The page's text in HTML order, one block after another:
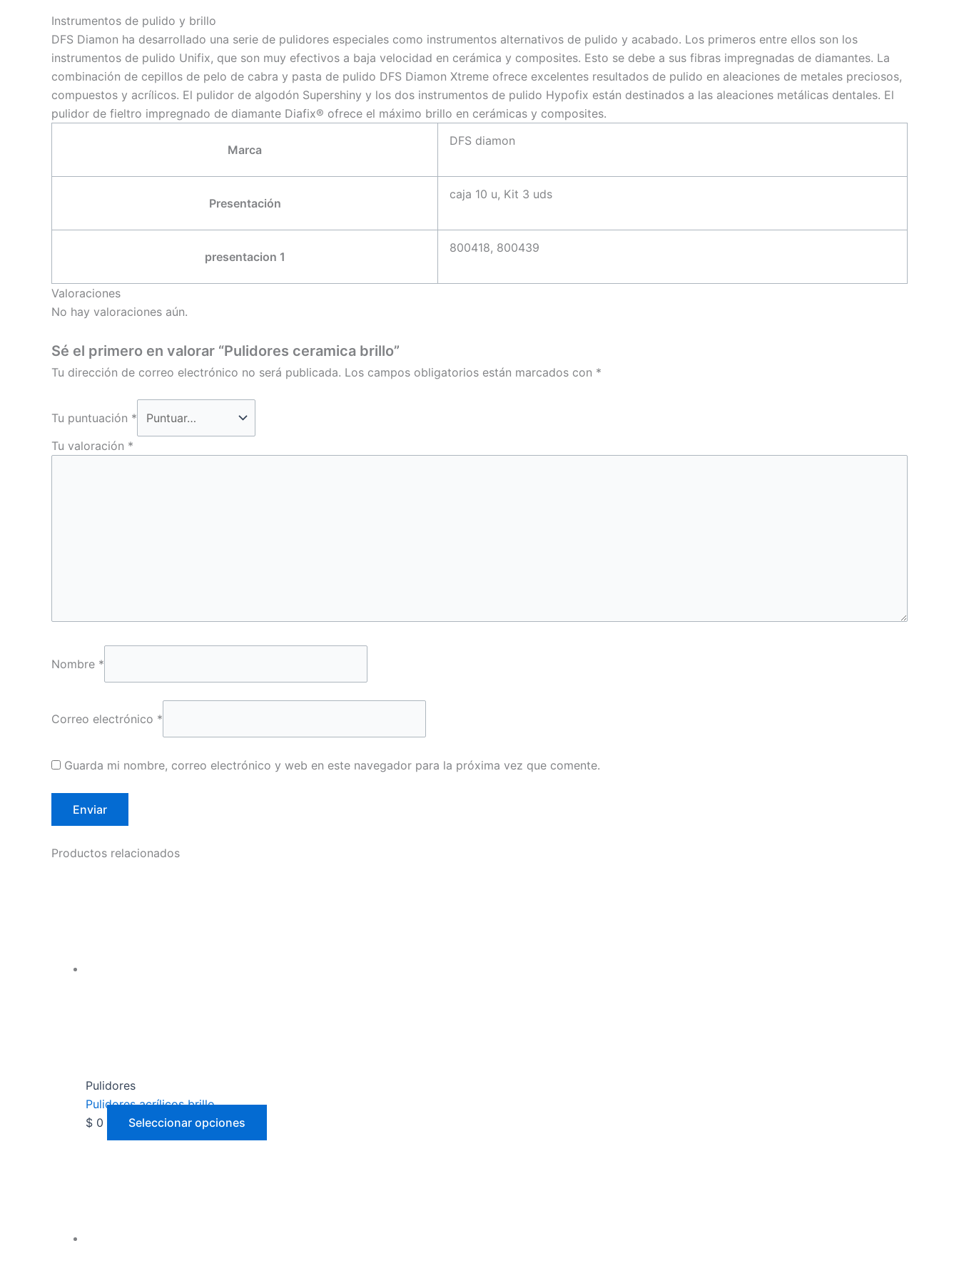
Instrumentos de pulido y brillo
DFS Diamon ha desarrollado una serie de pulidores especiales como instrumentos alternativos de pulido y acabado. Los primeros entre ellos son los
instrumentos de pulido Unifix, que son muy efectivos a baja velocidad en cerámica y composites. Esto se debe a sus fibras impregnadas de diamantes. La
combinación de cepillos de pelo de cabra y pasta de pulido DFS Diamon Xtreme ofrece excelentes resultados de pulido en aleaciones de metales preciosos,
compuestos y acrílicos. El pulidor de algodón Supershiny y los dos instrumentos de pulido Hypofix están destinados a las aleaciones metálicas dentales. El
pulidor de fieltro impregnado de diamante Diafix® ofrece el máximo brillo en cerámicas y composites.
Marca
DFS diamon
Presentación
caja 10 u, Kit 3 uds
presentacion 1
800418, 800439
Valoraciones
No hay valoraciones aún.
Sé el primero en valorar “Pulidores ceramica brillo”
Tu dirección de correo electrónico no será publicada. Los campos obligatorios están marcados con *
Tu puntuación *
Tu valoración *
Nombre *
Correo electrónico *
Guarda mi nombre, correo electrónico y web en este navegador para la próxima vez que comente.
Productos relacionados
Pulidores
Pulidores acrílicos brillo
$ 0 Seleccionar opciones